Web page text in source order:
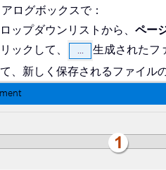
ログボックスで：
ップダウンリストから、 ペー
ックして、
生成されたフ
、新しく保存されるファイル